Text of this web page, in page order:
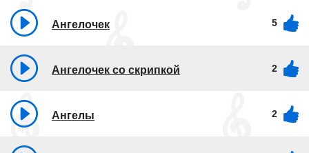
Ангелочек 5
Ангелочек со скрипкой 2
Ангелы 2